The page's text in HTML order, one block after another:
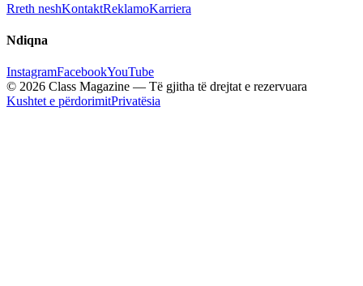
Rreth neshKontaktReklamoKarriera
Ndiqna
InstagramFacebookYouTube
© 2026 Class Magazine — Të gjitha të drejtat e rezervuara
Kushtet e përdorimitPrivatësia